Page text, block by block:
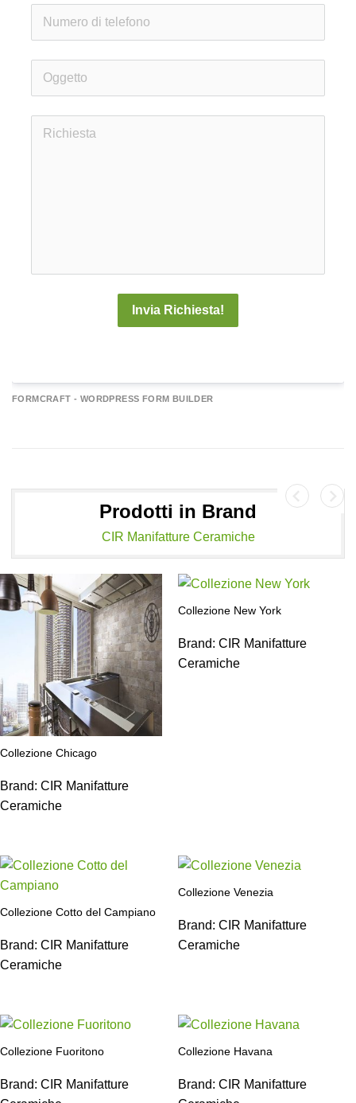
Invia Richiesta!
FORMCRAFT - WORDPRESS FORM BUILDER
Prodotti in Brand
CIR Manifatture Ceramiche
Collezione Chicago
Brand: CIR Manifatture
Ceramiche
Collezione New York
Brand: CIR Manifatture
Ceramiche
Collezione Cotto del Campiano
Brand: CIR Manifatture
Ceramiche
Collezione Venezia
Brand: CIR Manifatture
Ceramiche
Collezione Fuoritono
Brand: CIR Manifatture
Collezione Havana
Brand: CIR Manifatture